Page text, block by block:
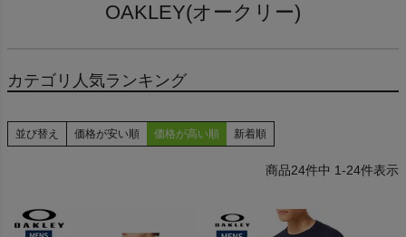
会員登録
ようこそ ゲスト 様
OAKLEY(オークリー)
カテゴリ人気ランキング
並び替え 価格が安い順 価格が高い順 新着順
24件中 1-24件表示